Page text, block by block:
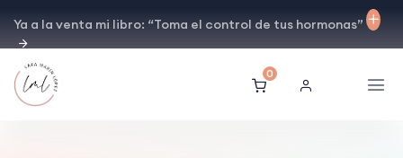
Ya a la venta mi libro: “Toma el control de tus hormonas”
0